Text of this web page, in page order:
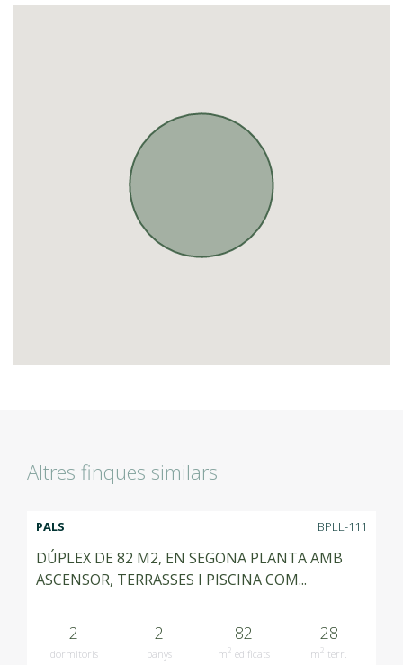
Altres finques similars
PALS BPLL-111
DÚPLEX DE 82 M2, EN SEGONA PLANTA AMB
ASCENSOR, TERRASSES I PISCINA COM...
2
dormitoris
2
banys
82
m2 edificats
28
m2 terr.